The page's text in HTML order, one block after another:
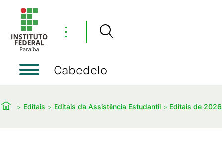
⋮
Cabedelo
Editais Editais da Assistência Estudantil Editais de 2026